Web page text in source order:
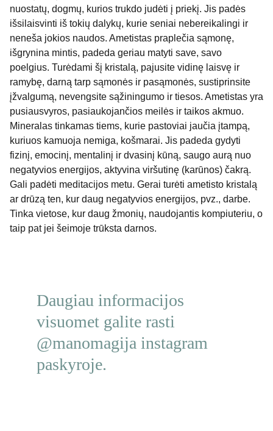
nuostatų, dogmų, kurios trukdo judėti į priekį. Jis padės
išsilaisvinti iš tokių dalykų, kurie seniai nebereikalingi ir
neneša jokios naudos. Ametistas praplečia sąmonę,
išgrynina mintis, padeda geriau matyti save, savo
poelgius. Turėdami šį kristalą, pajusite vidinę laisvę ir
ramybę, darną tarp sąmonės ir pasąmonės, sustiprinsite
įžvalgumą, nevengsite sąžiningumo ir tiesos. Ametistas yra
pusiausvyros, pasiaukojančios meilės ir taikos akmuo.
Mineralas tinkamas tiems, kurie pastoviai jaučia įtampą,
kuriuos kamuoja nemiga, košmarai. Jis padeda gydyti
fizinį, emocinį, mentalinį ir dvasinį kūną, saugo aurą nuo
negatyvios energijos, aktyvina viršutinę (karūnos) čakrą.
Gali padėti meditacijos metu. Gerai turėti ametisto kristalą
ar drūzą ten, kur daug negatyvios energijos, pvz., darbe.
Tinka vietose, kur daug žmonių, naudojantis kompiuteriu, o
taip pat jei šeimoje trūksta darnos.
Daugiau informacijos
visuomet galite rasti
@manomagija instagram
paskyroje.